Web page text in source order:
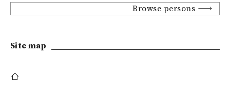
Browse persons
Site map